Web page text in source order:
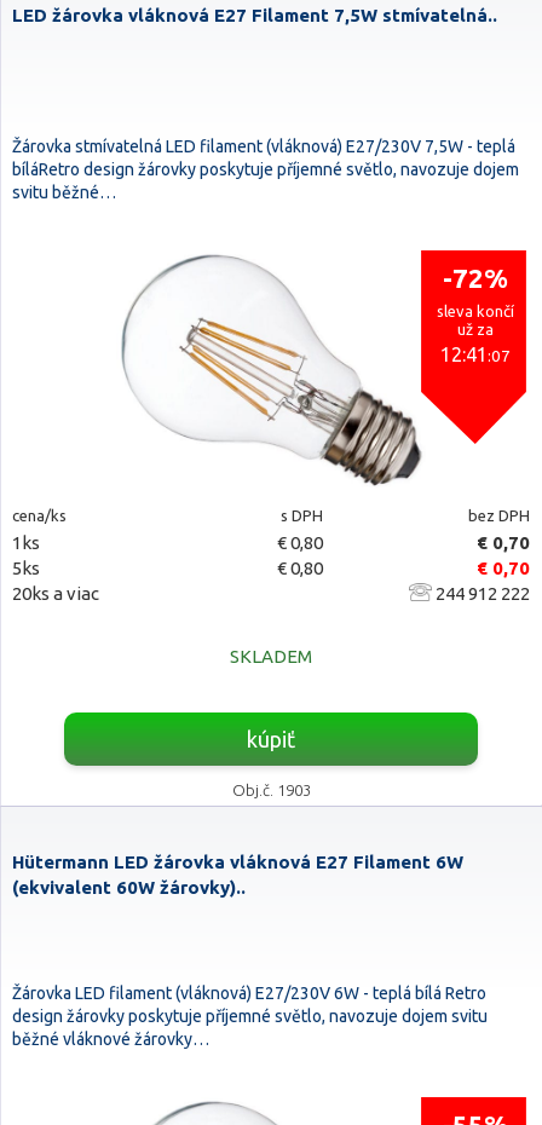
LED žárovka vláknová E27 Filament 7,5W stmívatelná..
Žárovka stmívatelná LED filament (vláknová) E27/230V 7,5W - teplá
bíláRetro design žárovky poskytuje příjemné světlo, navozuje dojem
svitu běžné…
-72%
sleva končí
už za
12:41:06
cena/ks s DPH bez DPH
1ks € 0,80
€ 0,70
5ks
€ 0,80
€ 0,70
20ks a viac
244 912 222
SKLADEM
kúpiť
Obj.č. 1903
Hütermann LED žárovka vláknová E27 Filament 6W
(ekvivalent 60W žárovky)..
Žárovka LED filament (vláknová) E27/230V 6W - teplá bílá Retro
design žárovky poskytuje příjemné světlo, navozuje dojem svitu
běžné vláknové žárovky…